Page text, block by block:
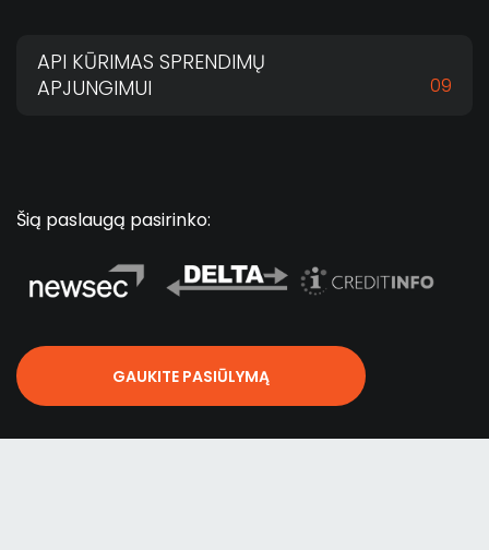
API KŪRIMAS SPRENDIMŲ
APJUNGIMUI
09
Šią paslaugą pasirinko:
GAUKITE PASIŪLYMĄ